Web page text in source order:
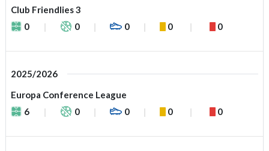
Club Friendlies 3
0
0 0 0 0
2025/2026
Europa Conference League
6
0 0 0 0